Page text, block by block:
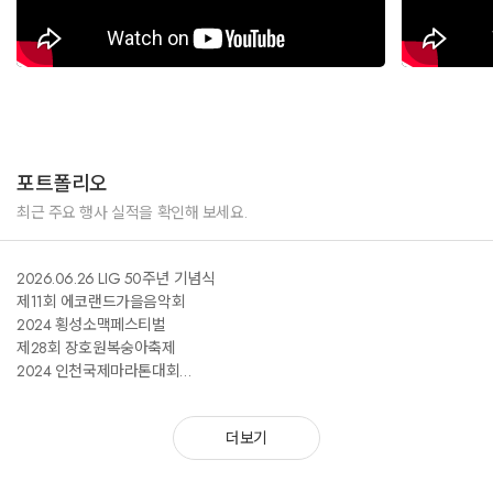
포트폴리오
최근 주요 행사 실적을 확인해 보세요.
2026.06.26 LIG 50주년 기념식
제11회 에코랜드가을음악회
2024 횡성소맥페스티벌
제28회 장호원복숭아축제
2024 인천국제마라톤대회
롯데웰푸드 빵빠레광고 안무제작
이천시 분수대광장 준공식 공연
제12회 G-pop페스티벌축제
더보기